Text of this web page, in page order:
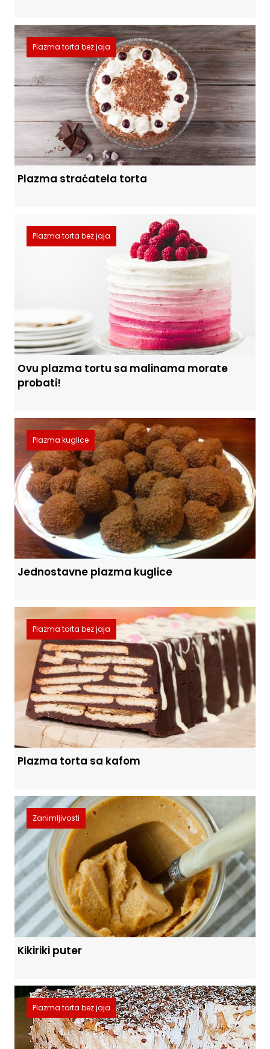
Plazma torta bez jaja
Plazma straćatela torta
Plazma torta bez jaja
Ovu plazma tortu sa malinama morate
probati!
Plazma kuglice
Jednostavne plazma kuglice
Plazma torta bez jaja
Plazma torta sa kafom
Zanimljivosti
Kikiriki puter
Plazma torta bez jaja